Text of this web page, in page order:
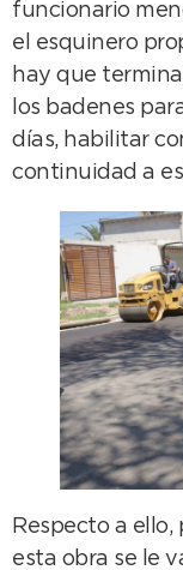
funcionario
el esquinero
hay que
los badenes
días, habilitar
continuidad a
Respecto a
esta obra se le